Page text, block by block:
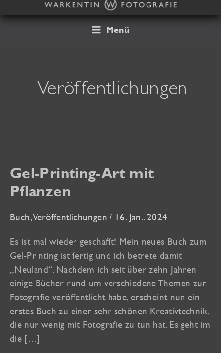
Inhalt
Menü
Veröffentlichungen
Gel-Printing-Art mit
Pflanzen
Buch,Veröffentlichungen / 16. Jan.. 2024
Es ist mal wieder geschafft! Mein neues Buch zum
Gel-Printing ist fertig und ich betrete damit
„Neuland“. Nachdem ich seit über zehn Jahren
einige Bücher rund um verschiedene Themen zur
Fotografie veröffentlicht habe, erscheint nun ein
erstes Buch zu einer sehr schönen Kreativtechnik,
die nur wenig mit Fotografie zu tun hat. Es geht im
die […]